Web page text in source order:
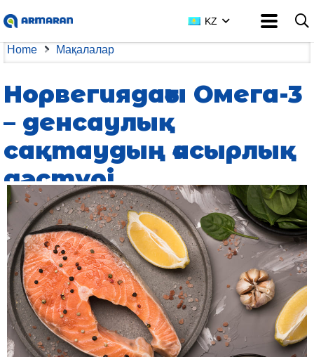
KZ
Home Мақалалар
Норвегиядағы Омега-3
– денсаулық
сақтаудың ғасырлық
дәстүрі